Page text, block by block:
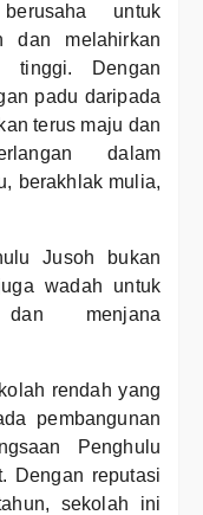
untuk
dan melahirkan
tinggi. Dengan
padu daripada
terus maju dan
dalam
berakhlak mulia,
Jusoh bukan
wadah untuk
dan menjana
rendah yang
pembangunan
Penghulu
Dengan reputasi
sekolah ini